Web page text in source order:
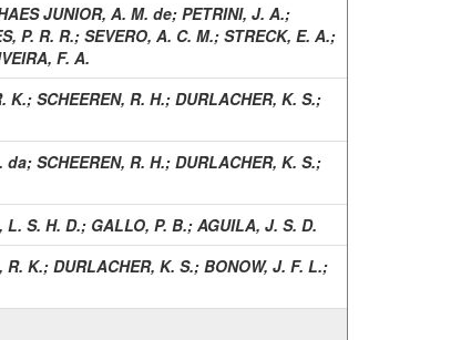
JUNIOR, A. M. de; PETRINI, J. A.;
P. R. R.; SEVERO, A. C. M.; STRECK, E. A.;
F. A.
K.; SCHEEREN, R. H.; DURLACHER, K. S.;
da; SCHEEREN, R. H.; DURLACHER, K. S.;
L. S. H. D.; GALLO, P. B.; AGUILA, J. S. D.
R. K.; DURLACHER, K. S.; BONOW, J. F. L.;